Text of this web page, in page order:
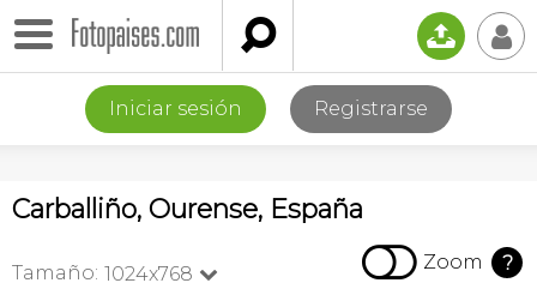
 📤 👤
Iniciar sesión Registrarse
Carballiño, Ourense, España
Tamaño: 1024x768   Zoom ?